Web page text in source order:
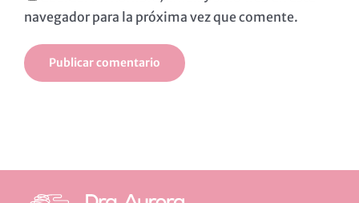
navegador para la próxima vez que comente.